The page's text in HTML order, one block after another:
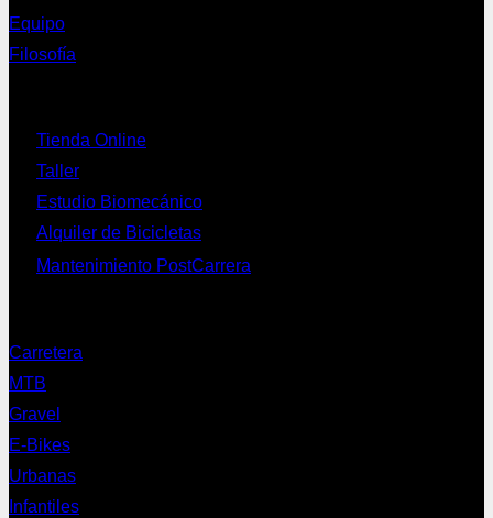
Equipo
Filosofía
Tienda Online
Taller
Estudio Biomecánico
Alquiler de Bicicletas
Mantenimiento PostCarrera
Carretera
MTB
Gravel
E-Bikes
Urbanas
Infantiles